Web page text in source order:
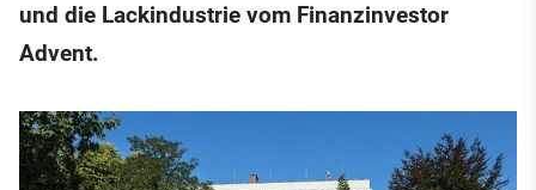
und die Lackindustrie vom Finanzinvestor
Advent.